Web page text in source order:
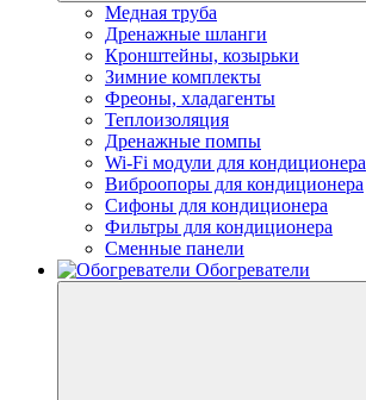
Медная труба
Дренажные шланги
Кронштейны, козырьки
Зимние комплекты
Фреоны, хладагенты
Теплоизоляция
Дренажные помпы
Wi-Fi модули для кондиционера
Виброопоры для кондиционера
Сифоны для кондиционера
Фильтры для кондиционера
Сменные панели
Обогреватели